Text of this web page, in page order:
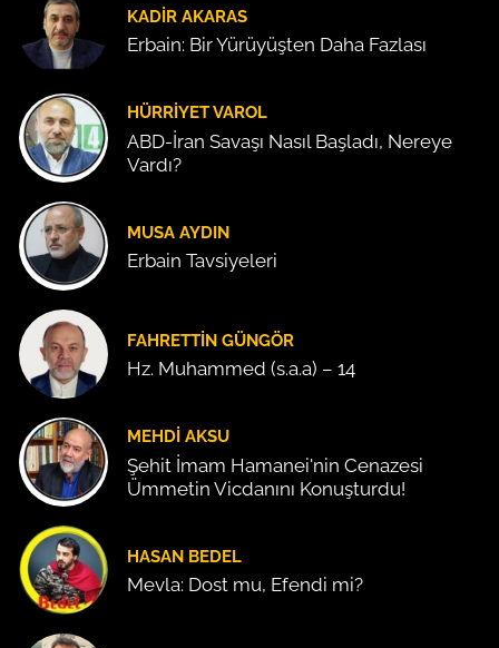
KADIR AKARAS
Erbain: Bir Yürüyüşten Daha Fazlası
HÜRRIYET VAROL
ABD-İran Savaşı Nasıl Başladı, Nereye
Vardı?
MUSA AYDIN
Erbain Tavsiyeleri
FAHRETTIN GÜNGÖR
Hz. Muhammed (s.a.a) – 14
MEHDI AKSU
Şehit İmam Hamanei'nin Cenazesi
Ümmetin Vicdanını Konuşturdu!
HASAN BEDEL
Mevla: Dost mu, Efendi mi?